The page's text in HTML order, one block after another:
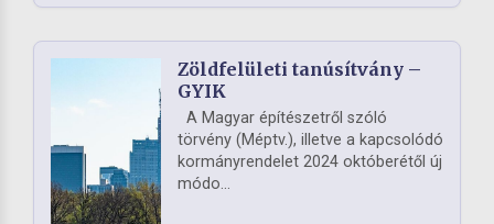
Zöldfelületi tanúsítvány –
GYIK
A Magyar építészetről szóló
törvény (Méptv.), illetve a kapcsolódó
kormányrendelet 2024 októberétől új
módo...